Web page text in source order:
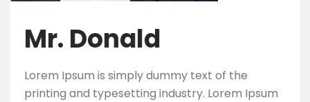
Mr. Donald
Lorem Ipsum is simply dummy text of the
printing and typesetting industry. Lorem Ipsum